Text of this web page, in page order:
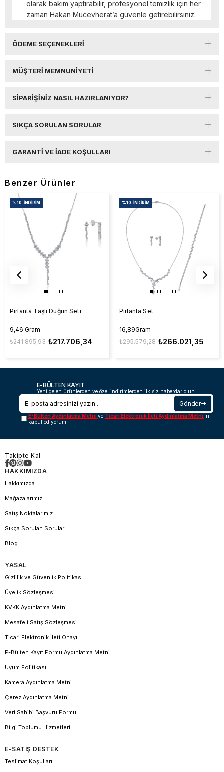
olarak bakım yaptırabilir, profesyonel temizlik için her
zaman Hakan Mücevherat’a güvenle getirebilirsiniz.
ÖDEME SEÇENEKLERI
MÜŞTERI MEMNUNIYETI
SIPARIŞINIZ NASIL HAZIRLANIYOR?
SIKÇA SORULAN SORULAR
GARANTI VE İADE KOŞULLARI
Benzer Ürünler
Pırlanta Taşlı Düğün Seti
9,46 Gram
₺217.706,34
₺241.895,93
%10 İNDIRIM
Pırlanta Set
16,89Gram
₺266.021,35
₺295.579,28
%10 İNDIRIM
E-BÜLTEN KAYIT
Yeni gelen ürünlerden ve özel indirimlerden ilk siz haberdar olun.
Gönder
E-Bülten Aydınlatma Metnive Ticari Elektronik İleti Aydınlatma Metni 'ni
kabul ediyorum.
Takipte Kal
HAKKIMIZDA
Hakkımızda
Mağazalarımız
Satış Noktalarımız
Sıkça Sorulan Sorular
Blog
YASAL
Gizlilik ve Güvenlik Politikası
Üyelik Sözleşmesi
KVKK Aydınlatma Metni
Mesafeli Satış Sözleşmesi
Ticari Elektronik İleti Onayı
E-Bülten Kayıt Formu Aydınlatma Metni
Uyum Politikası
Kamera Aydınlatma Metni
Çerez Aydınlatma Metni
Veri Sahibi Başvuru Formu
Bilgi Toplumu Hizmetleri
E-SATIŞ DESTEK
Teslimat Koşulları